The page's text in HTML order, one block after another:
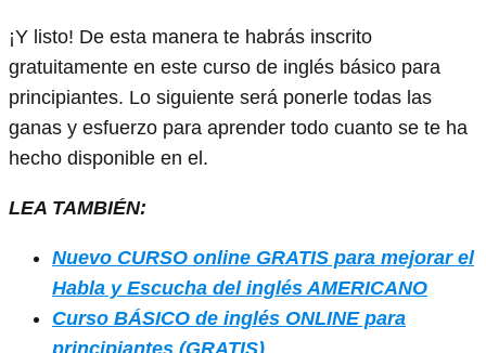
¡Y listo! De esta manera te habrás inscrito
gratuitamente en este curso de inglés básico para
principiantes. Lo siguiente será ponerle todas las
ganas y esfuerzo para aprender todo cuanto se te ha
hecho disponible en el.
LEA TAMBIÉN:
Nuevo CURSO online GRATIS para mejorar el
Habla y Escucha del inglés AMERICANO
Curso BÁSICO de inglés ONLINE para